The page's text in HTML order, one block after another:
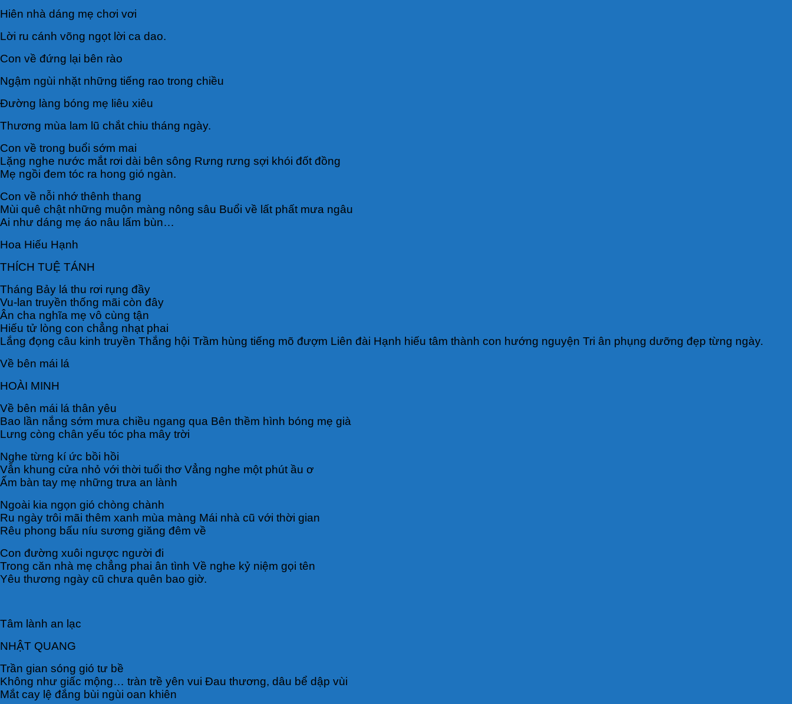
Hiên nhà dáng mẹ chơi vơi
Lời ru cánh võng ngọt lời ca dao.
Con về đứng lại bên rào
Ngậm ngùi nhặt những tiếng rao trong chiều
Đường làng bóng mẹ liêu xiêu
Thương mùa lam lũ chắt chiu tháng ngày.
Con về trong buổi sớm mai
Lặng nghe nước mắt rơi dài bên sông Rưng rưng sợi khói đốt đồng
Mẹ ngồi đem tóc ra hong gió ngàn.
Con về nỗi nhớ thênh thang
Mùi quê chật những muộn màng nông sâu Buổi về lất phất mưa ngâu
Ai như dáng mẹ áo nâu lấm bùn…
Hoa Hiếu Hạnh
THÍCH TUỆ TÁNH
Tháng Bảy lá thu rơi rụng đầy
Vu-lan truyền thống mãi còn đây
Ân cha nghĩa mẹ vô cùng tận
Hiếu tử lòng con chẳng nhạt phai
Lắng đọng câu kinh truyền Thắng hội Trầm hùng tiếng mõ đượm Liên đài Hạnh hiếu tâm thành con hướng nguyện Tri ân phụng dưỡng đẹp từng ngày.
Về bên mái lá
HOÀI MINH
Về bên mái lá thân yêu
Bao lần nắng sớm mưa chiều ngang qua Bên thềm hình bóng mẹ già
Lưng còng chân yếu tóc pha mây trời
Nghe từng kí ức bồi hồi
Vẫn khung cửa nhỏ với thời tuổi thơ Vẳng nghe một phút ầu ơ
Ấm bàn tay mẹ những trưa an lành
Ngoài kia ngọn gió chòng chành
Ru ngày trôi mãi thêm xanh mùa màng Mái nhà cũ với thời gian
Rêu phong bấu níu sương giăng đêm về
Con đường xuôi ngược người đi
Trong căn nhà mẹ chẳng phai ân tình Về nghe kỷ niệm gọi tên
Yêu thương ngày cũ chưa quên bao giờ.
Tâm lành an lạc
NHẬT QUANG
Trần gian sóng gió tư bề
Không như giấc mộng… tràn trề yên vui Đau thương, dâu bể dập vùi
Mắt cay lệ đắng bùi ngùi oan khiên